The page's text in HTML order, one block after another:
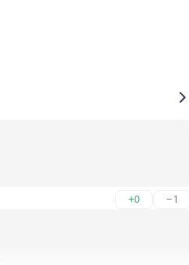
+0 –1